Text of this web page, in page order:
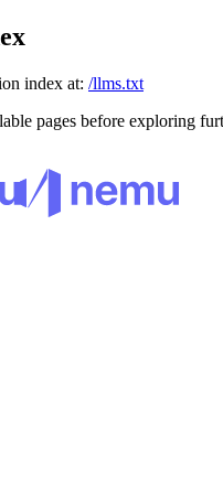
index at: /llms.txt
pages before exploring